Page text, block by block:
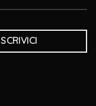
SCRIVICI